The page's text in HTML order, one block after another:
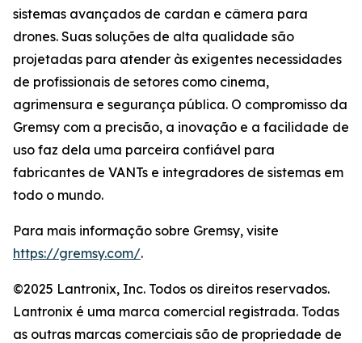
sistemas avançados de cardan e câmera para
drones. Suas soluções de alta qualidade são
projetadas para atender às exigentes necessidades
de profissionais de setores como cinema,
agrimensura e segurança pública. O compromisso da
Gremsy com a precisão, a inovação e a facilidade de
uso faz dela uma parceira confiável para
fabricantes de VANTs e integradores de sistemas em
todo o mundo.
Para mais informação sobre Gremsy, visite
https://gremsy.com/.
©2025 Lantronix, Inc. Todos os direitos reservados.
Lantronix é uma marca comercial registrada. Todas
as outras marcas comerciais são de propriedade de